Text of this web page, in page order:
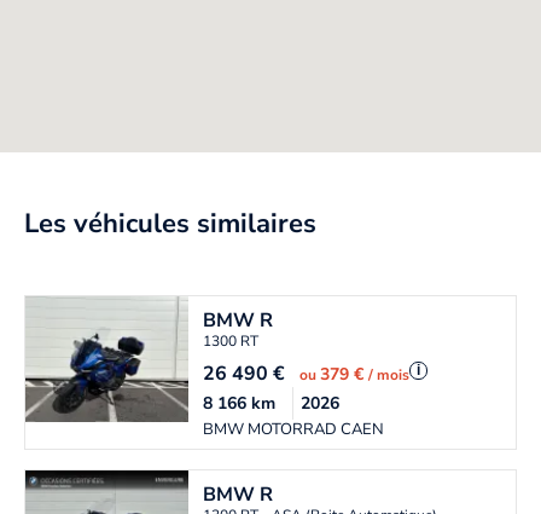
Les véhicules similaires
BMW R
1300 RT
26 490€ ou379 €/ mois i
BMW MOTORRAD CAEN
8 166km 2026
BMW R